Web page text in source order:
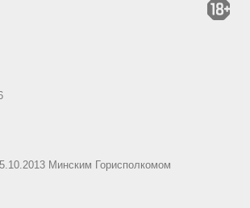
Минским Горисполкомом